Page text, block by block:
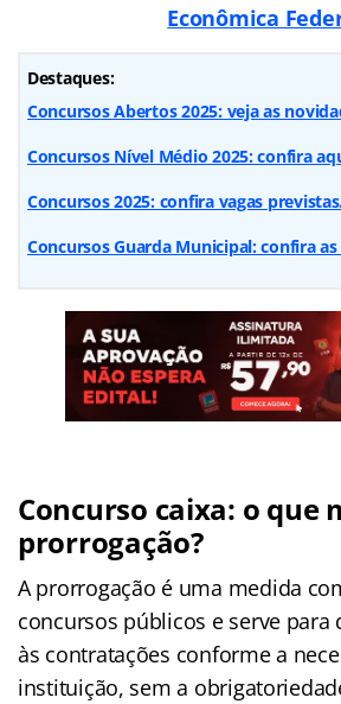
Econômica
Destaques:
Concursos Abertos 2025: veja as
Concursos Nível Médio 2025: confira
Concursos 2025: confira vagas
Concursos Guarda Municipal: confira as
Concurso caixa: o que
prorrogação?
A prorrogação é uma medida
concursos públicos e serve
às contratações conforme a
instituição, sem a